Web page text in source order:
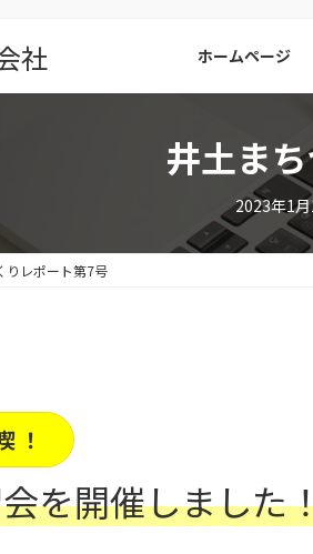
ホームページ
井土ま
2023年1
りレポート第7号
！
を開催しました